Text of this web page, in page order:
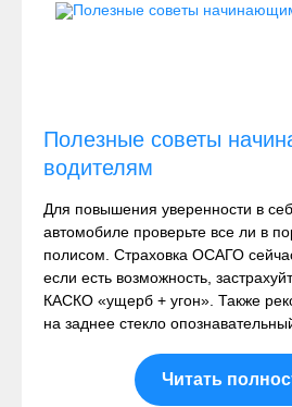
Полезные советы
водителям
Для повышения уверенности в
автомобиле проверьте все ли в
полисом. Страховка ОСАГО
если есть возможность,
КАСКО «ущерб + угон». Также
на заднее стекло
Читать